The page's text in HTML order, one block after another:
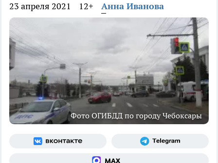
23 апреля 2021 12+ Анна Иванова
Фото ОГИБДД по городу Чебоксары